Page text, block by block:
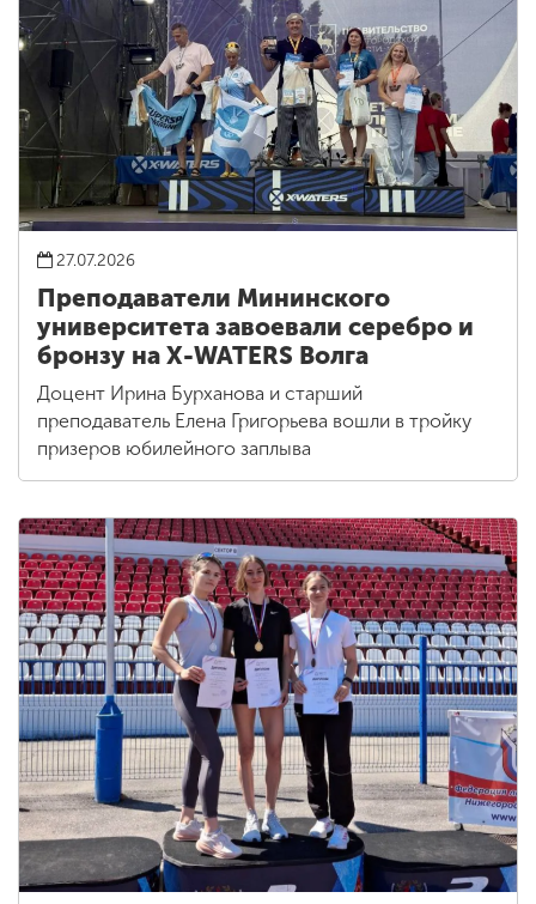
27.07.2026
Преподаватели Мининского
университета завоевали серебро и
бронзу на X-WATERS Волга
Доцент Ирина Бурханова и старший
преподаватель Елена Григорьева вошли в тройку
призеров юбилейного заплыва